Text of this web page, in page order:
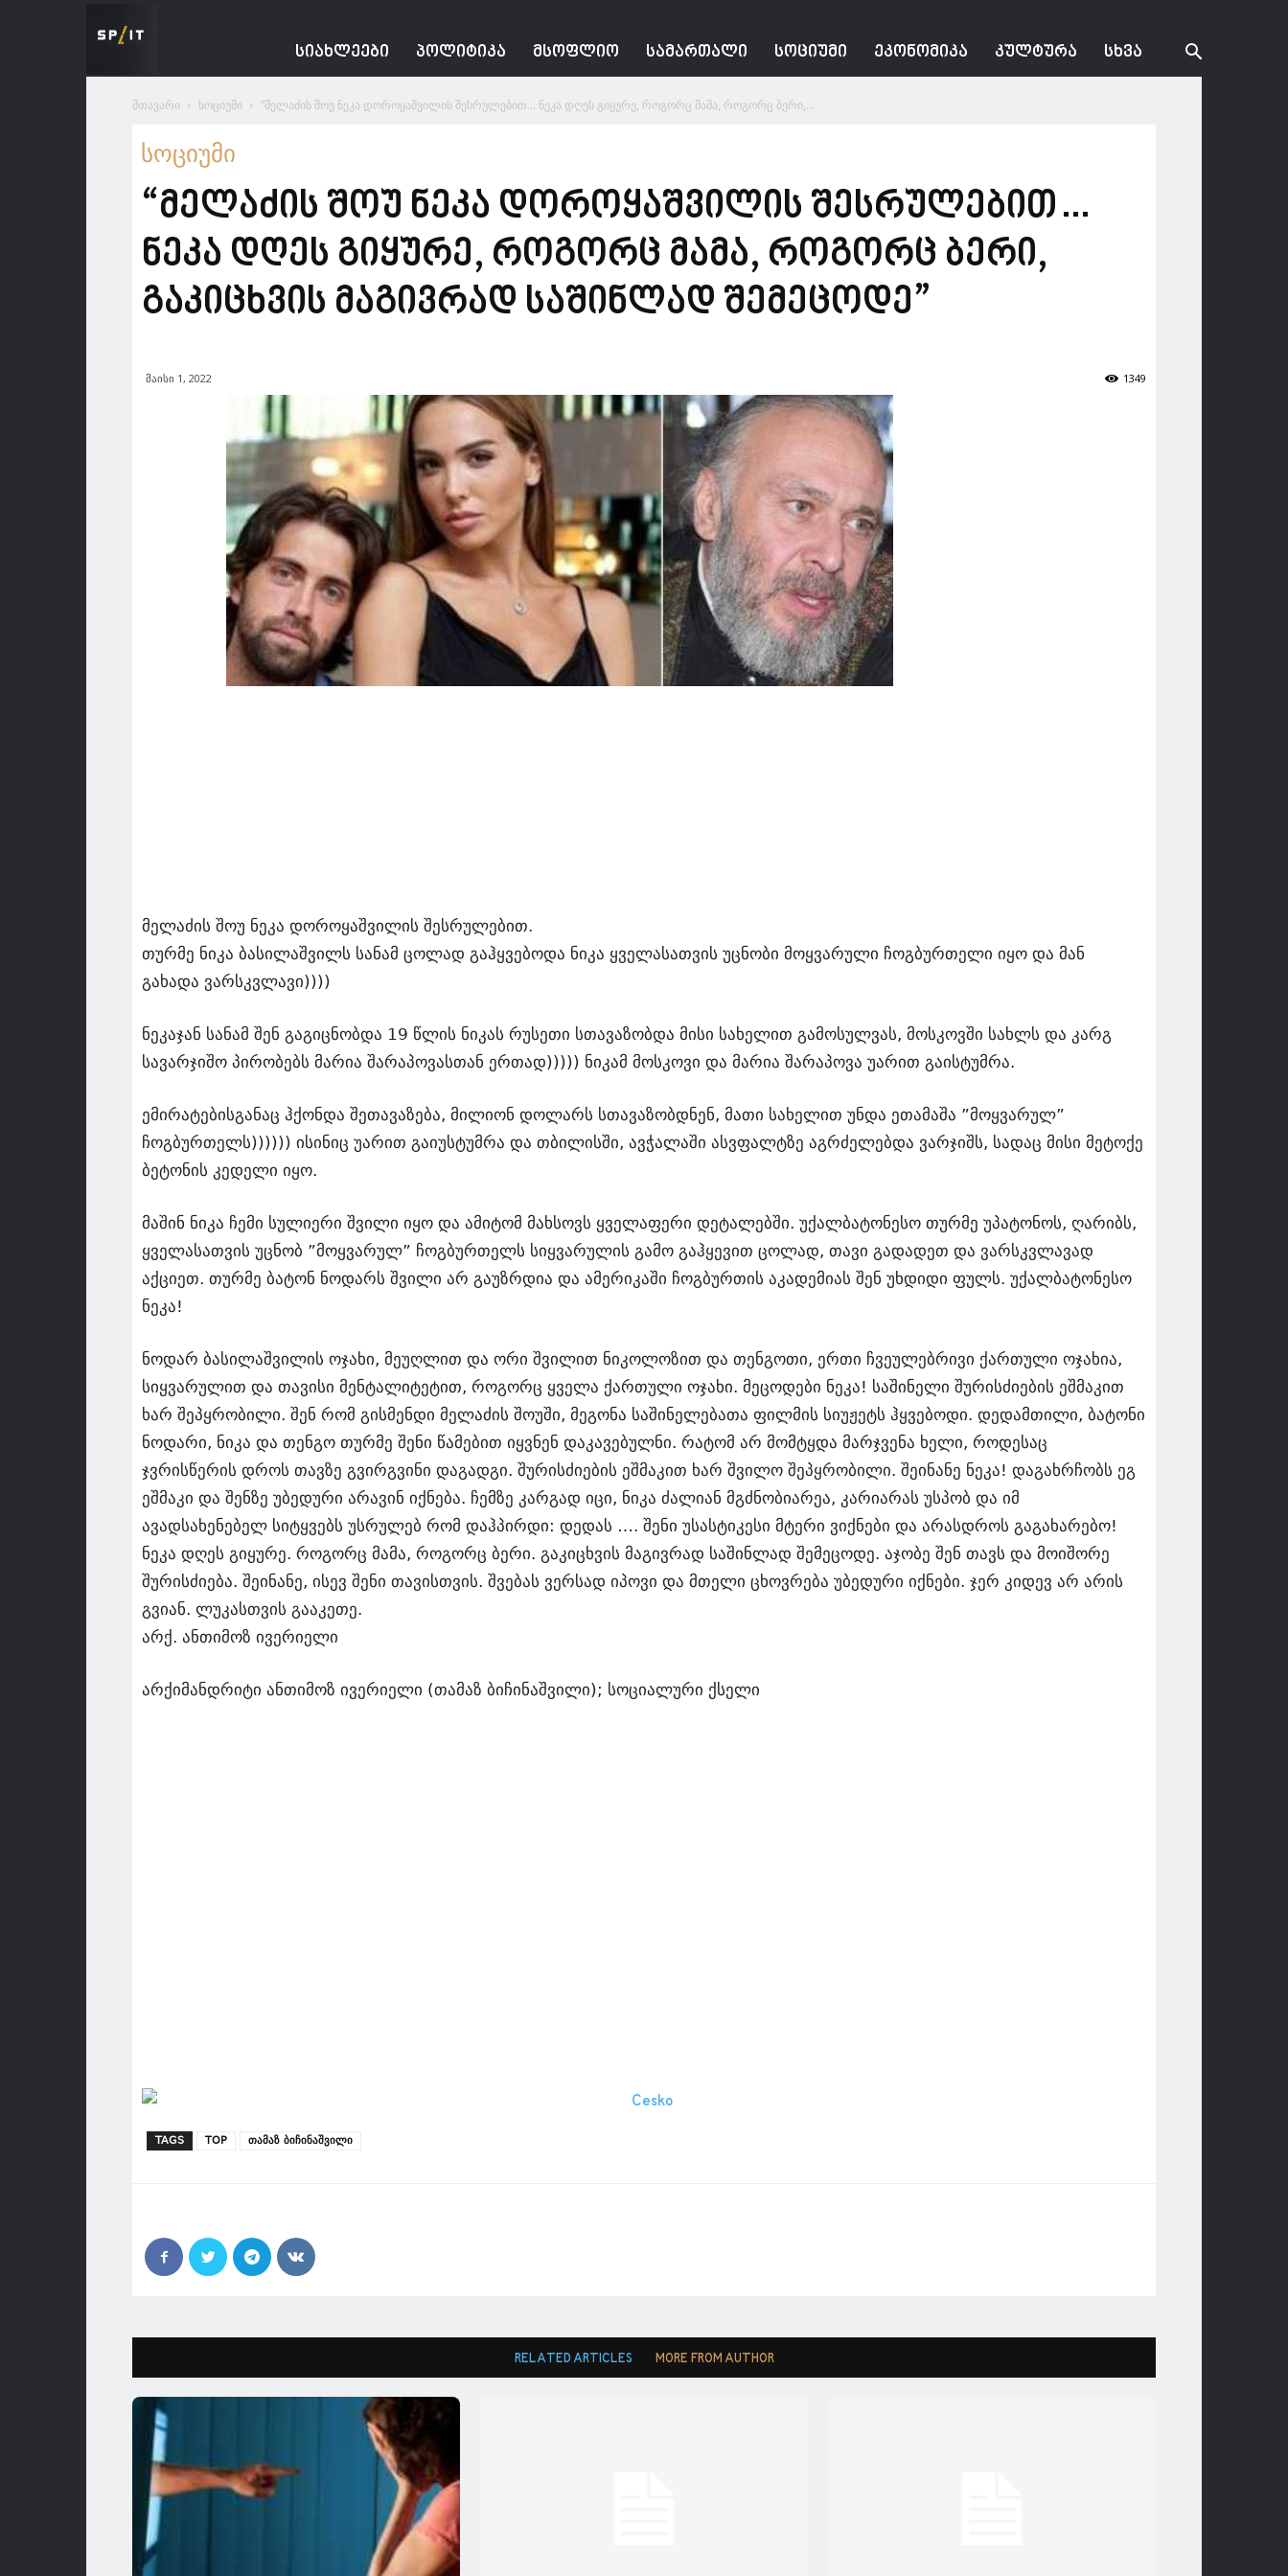
ᲡᲘᲐᲮᲚᲔᲔᲑᲘ ᲞᲝᲚᲘᲢᲘᲙᲐ ᲛᲡᲝᲤᲚᲘᲝ ᲡᲐᲛᲐᲠᲗᲐᲚᲘ ᲡᲝᲪᲘᲣᲛᲘ ᲔᲙᲝᲜᲝᲛᲘᲙᲐ ᲙᲣᲚᲢᲣᲠᲐ ᲡᲮᲕᲐ
მთავარი სოციუმი “მელაძის შოუ ნეკა დოროყაშვილის შესრულებით… ნეკა დღეს გიყურე, როგორც მამა, როგორც ბერი,...
სოციუმი
“მელაძის შოუ ნეკა დოროყაშვილის შესრულებით…
ნეკა დღეს გიყურე, როგორც მამა, როგორც ბერი,
გაკიცხვის მაგივრად საშინლად შემეცოდე”
მაისი 1, 2022 1349
მელაძის შოუ ნეკა დოროყაშვილის შესრულებით.
თურმე ნიკა ბასილაშვილს სანამ ცოლად გაჰყვებოდა ნიკა ყველასათვის უცნობი მოყვარული ჩოგბურთელი იყო და მან
გახადა ვარსკვლავი))))
ნეკაჯან სანამ შენ გაგიცნობდა 19 წლის ნიკას რუსეთი სთავაზობდა მისი სახელით გამოსულვას, მოსკოვში სახლს და კარგ
სავარჯიშო პირობებს მარია შარაპოვასთან ერთად))))) ნიკამ მოსკოვი და მარია შარაპოვა უარით გაისტუმრა.
ემირატებისგანაც ჰქონდა შეთავაზება, მილიონ დოლარს სთავაზობდნენ, მათი სახელით უნდა ეთამაშა ”მოყვარულ”
ჩოგბურთელს)))))) ისინიც უარით გაიუსტუმრა და თბილისში, ავჭალაში ასვფალტზე აგრძელებდა ვარჯიშს, სადაც მისი მეტოქე
ბეტონის კედელი იყო.
მაშინ ნიკა ჩემი სულიერი შვილი იყო და ამიტომ მახსოვს ყველაფერი დეტალებში. უქალბატონესო თურმე უპატონოს, ღარიბს,
ყველასათვის უცნობ ”მოყვარულ” ჩოგბურთელს სიყვარულის გამო გაჰყევით ცოლად, თავი გადადეთ და ვარსკვლავად
აქციეთ. თურმე ბატონ ნოდარს შვილი არ გაუზრდია და ამერიკაში ჩოგბურთის აკადემიას შენ უხდიდი ფულს. უქალბატონესო
ნეკა!
ნოდარ ბასილაშვილის ოჯახი, მეუღლით და ორი შვილით ნიკოლოზით და თენგოთი, ერთი ჩვეულებრივი ქართული ოჯახია,
სიყვარულით და თავისი მენტალიტეტით, როგორც ყველა ქართული ოჯახი. მეცოდები ნეკა! საშინელი შურისძიების ეშმაკით
ხარ შეპყრობილი. შენ რომ გისმენდი მელაძის შოუში, მეგონა საშინელებათა ფილმის სიუჟეტს ჰყვებოდი. დედამთილი, ბატონი
ნოდარი, ნიკა და თენგო თურმე შენი წამებით იყვნენ დაკავებულნი. რატომ არ მომტყდა მარჯვენა ხელი, როდესაც
ჯვრისწერის დროს თავზე გვირგვინი დაგადგი. შურისძიების ეშმაკით ხარ შვილო შეპყრობილი. შეინანე ნეკა! დაგახრჩობს ეგ
ეშმაკი და შენზე უბედური არავინ იქნება. ჩემზე კარგად იცი, ნიკა ძალიან მგძნობიარეა, კარიარას უსპობ და იმ
ავადსახენებელ სიტყვებს უსრულებ რომ დაჰპირდი: დედას …. შენი უსასტიკესი მტერი ვიქნები და არასდროს გაგახარებო!
ნეკა დღეს გიყურე. როგორც მამა, როგორც ბერი. გაკიცხვის მაგივრად საშინლად შემეცოდე. აჯობე შენ თავს და მოიშორე
შურისძიება. შეინანე, ისევ შენი თავისთვის. შვებას ვერსად იპოვი და მთელი ცხოვრება უბედური იქნები. ჯერ კიდევ არ არის
გვიან. ლუკასთვის გააკეთე.
არქ. ანთიმოზ ივერიელი
არქიმანდრიტი ანთიმოზ ივერიელი (თამაზ ბიჩინაშვილი); სოციალური ქსელი
TAGS TOP თამაზ ბიჩინაშვილი
RELATED ARTICLES MORE FROM AUTHOR